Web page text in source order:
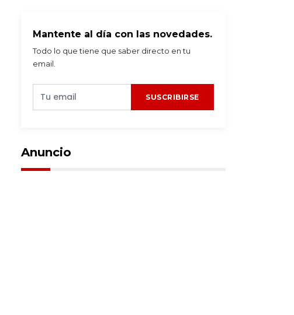
Mantente al día con las novedades.
Todo lo que tiene que saber directo en tu
email.
SUSCRIBIRSE
Anuncio